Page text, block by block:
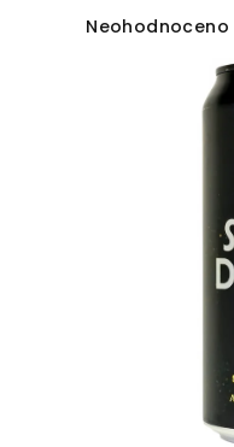
Průměrné
Neohodnoceno